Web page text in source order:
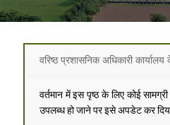
वरिष्ठ प्रशासनिक अधिकारी कार्यालय
वर्तमान में इस पृष्ठ के लिए कोई
उपलब्ध हो जाने पर इसे अपडेट कर